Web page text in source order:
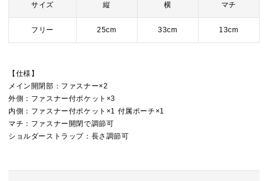
サイズ 縦 横 マチ
フリー 25cm 33cm 13cm
【仕様】
メイン開閉部：ファスナー×2
外側：ファスナー付ポケット×3
内側：ファスナー付ポケット×1 付属ポーチ×1
マチ：ファスナー開閉で調節可
ショルダーストラップ：長さ調節可